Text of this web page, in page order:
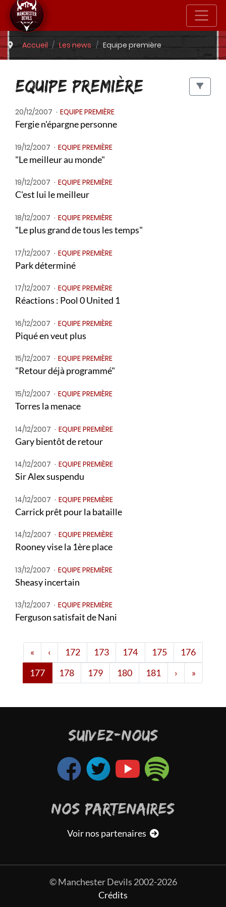
Accueil Les news Equipe première
EQUIPE PREMIÈRE
20/12/2007 EQUIPE PREMIÈRE
Fergie n'épargne personne
19/12/2007 EQUIPE PREMIÈRE
"Le meilleur au monde"
19/12/2007 EQUIPE PREMIÈRE
C'est lui le meilleur
18/12/2007 EQUIPE PREMIÈRE
"Le plus grand de tous les temps"
17/12/2007 EQUIPE PREMIÈRE
Park déterminé
17/12/2007 EQUIPE PREMIÈRE
Réactions : Pool 0 United 1
16/12/2007 EQUIPE PREMIÈRE
Piqué en veut plus
15/12/2007 EQUIPE PREMIÈRE
"Retour déjà programmé"
15/12/2007 EQUIPE PREMIÈRE
Torres la menace
14/12/2007 EQUIPE PREMIÈRE
Gary bientôt de retour
14/12/2007 EQUIPE PREMIÈRE
Sir Alex suspendu
14/12/2007 EQUIPE PREMIÈRE
Carrick prêt pour la bataille
14/12/2007 EQUIPE PREMIÈRE
Rooney vise la 1ère place
13/12/2007 EQUIPE PREMIÈRE
Sheasy incertain
13/12/2007 EQUIPE PREMIÈRE
Ferguson satisfait de Nani
«Première page
‹ Page 172
172 173 174 175
176
177
178 179 180 181 › Page 181
»
SUIVEZ-NOUS
NOS PARTENAIRES
Voir nos partenaires
© Manchester Devils 2002-2026
Crédits